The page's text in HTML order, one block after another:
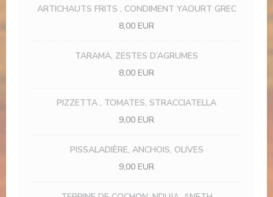
ARTICHAUTS FRITS , CONDIMENT YAOURT GREC
8,00 EUR
TARAMA, ZESTES D’AGRUMES
8,00 EUR
PIZZETTA , TOMATES, STRACCIATELLA
9,00 EUR
PISSALADIÈRE, ANCHOIS, OLIVES
9,00 EUR